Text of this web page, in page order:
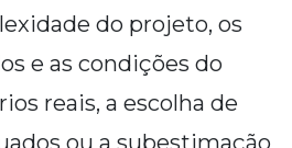
do projeto, os
e as condições do
reais, a escolha de
ou a subestimação